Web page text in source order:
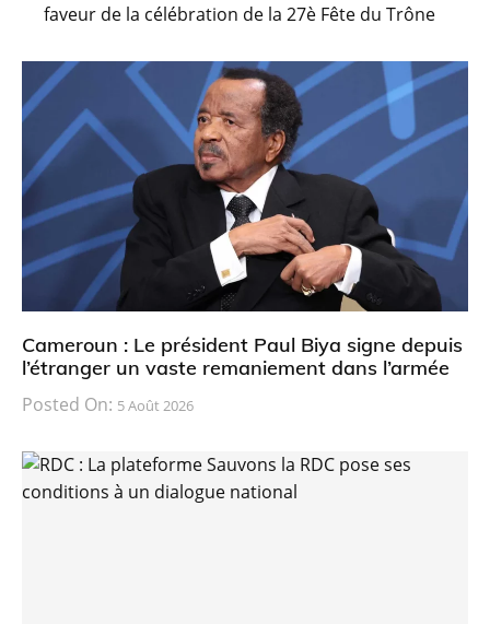
faveur de la célébration de la 27è Fête du Trône
Cameroun : Le président Paul Biya signe depuis
l’étranger un vaste remaniement dans l’armée
Posted On: 5 Août 2026